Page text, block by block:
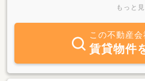
入時期、物件選定などについて随時
新設・移転にも土地の探索から携わ
各種専門家・企業様とチームを組ん
す。まずはメールでお気軽にご相談
もっと
この不動産
賃貸物件